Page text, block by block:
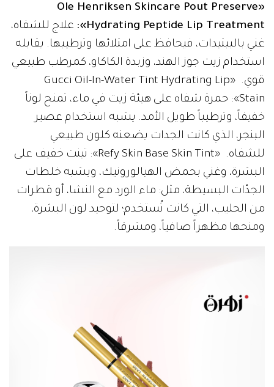
«Ole Henriksen Skincare Pout Preserve
Hydrating Peptide Lip Treatment»:
علاج للشفاه،
غني بالببتيدات، فيحافظ على امتلائها وترطيبها. يقابله
استخدام زيت جوز الهند، وزبدة الكاكاو، كمرطب طبيعي
قوي. «Gucci Oil-In-Water Tint Hydrating Lip
Stain»: حمرة شفاه على هيئة زيت في ماء، تمنح لوناً
خفيفاً، وترطيباً طويل الأمد. يشبه استخدام عصير
البنجر، الذي كانت الجدات يضعنه كلون طبيعي
للشفاه. «Refy Skin Base Skin Tint»: تينت خفيف على
البشرة، وغني بحمض الهيالورونيك، ويشبه خلطات
الجدّات البسيطة، مثل: ماء الورد مع النشا، أو قطرات
من الحليب، التي كانت تُستخدم؛ لتوحيد لون البشرة،
ومنحها مظهراً صافياً، ومشرقاً.